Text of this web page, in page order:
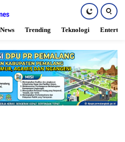
News Trending Teknologi